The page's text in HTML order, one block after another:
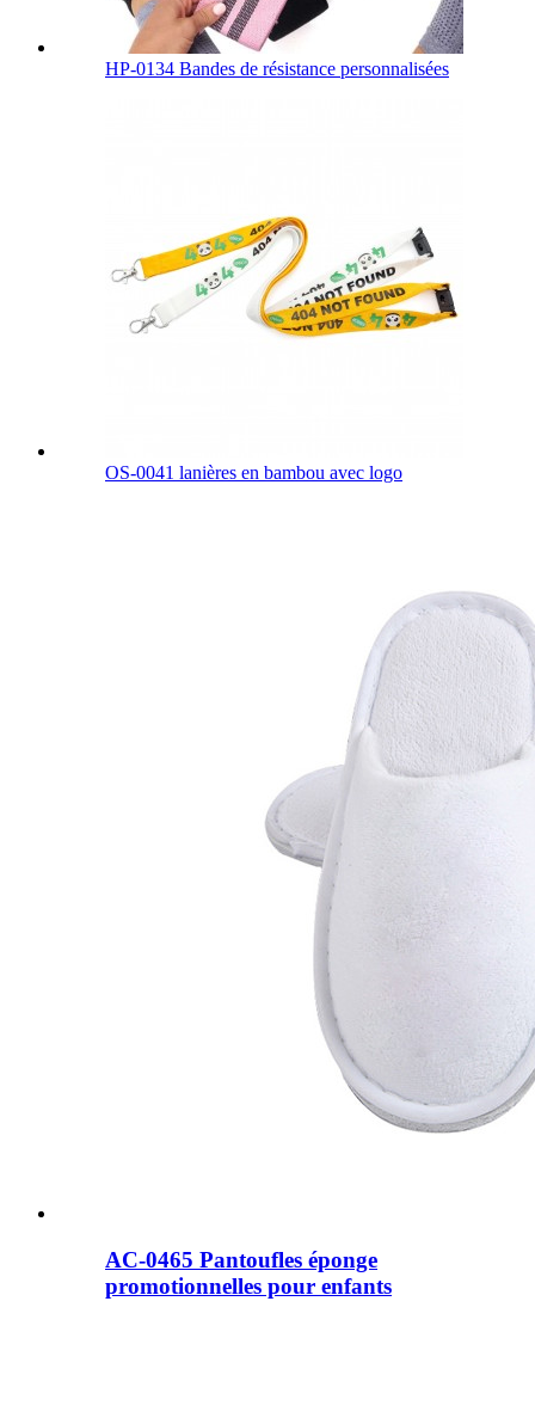
HP-0134 Bandes de résistance personnalisées
OS-0041 lanières en bambou avec logo
AC-0465 Pantoufles éponge
promotionnelles pour enfants